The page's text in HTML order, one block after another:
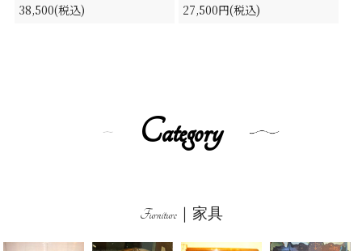
38,500(税込)
27,500円(税込)
Category
Furniture｜家具